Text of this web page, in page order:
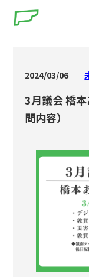
2024/03/06
3月議会 橋
問内容）